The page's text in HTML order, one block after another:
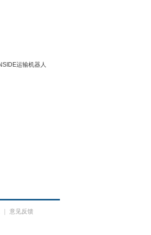
意见反馈